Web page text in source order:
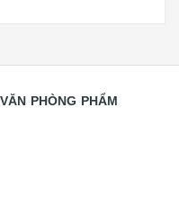
PHÒNG PHẨM